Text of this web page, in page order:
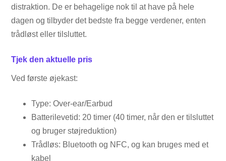
distraktion. De er behagelige nok til at have på hele
dagen og tilbyder det bedste fra begge verdener, enten
trådløst eller tilsluttet.
Tjek den aktuelle pris
Ved første øjekast:
Type: Over-ear/Earbud
Batterilevetid: 20 timer (40 timer, når den er tilsluttet
og bruger støjreduktion)
Trådløs: Bluetooth og NFC, og kan bruges med et
kabel